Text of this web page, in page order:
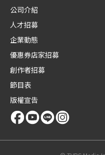
公司介紹
人才招募
企業動態
優惠券店家招募
創作者招募
節目表
版權宣告